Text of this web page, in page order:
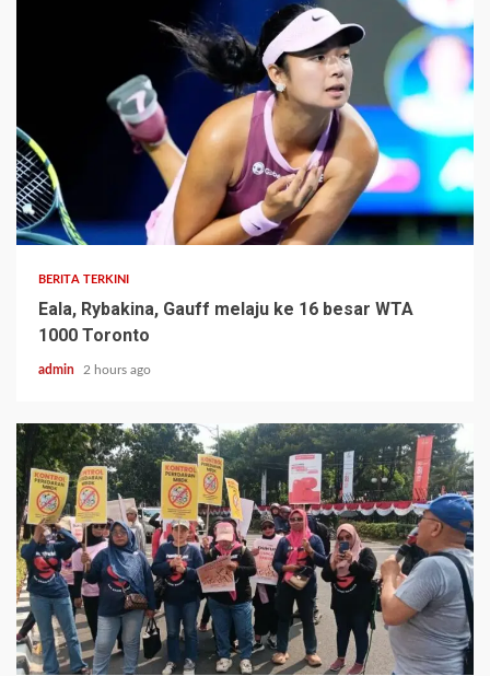
BERITA TERKINI
Eala, Rybakina, Gauff melaju ke 16 besar WTA
1000 Toronto
admin 2 hours ago